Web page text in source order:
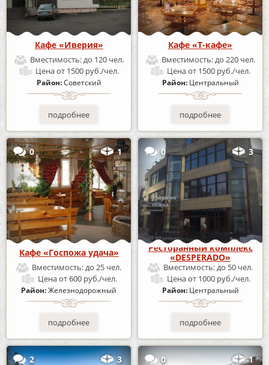
Кафе «Иверия»
Вместимость:до 120 чел.
Ценаот 1500 руб./чел.
Район:Советский
подробнее
Кафе «Т-кафе»
Вместимость:до 220 чел.
Ценаот 1500 руб./чел.
Район: Центральный
подробнее
0 1
Кафе «Госпожа удача»
Вместимость:до 25 чел.
Ценаот 600 руб./чел.
Район:Железнодорожный
подробнее
0 3
Ресторанный комплекс
«DESPERADO»
Вместимость:до 50 чел.
Ценаот 1000 руб./чел.
Район: Центральный
подробнее
2 3 0 1